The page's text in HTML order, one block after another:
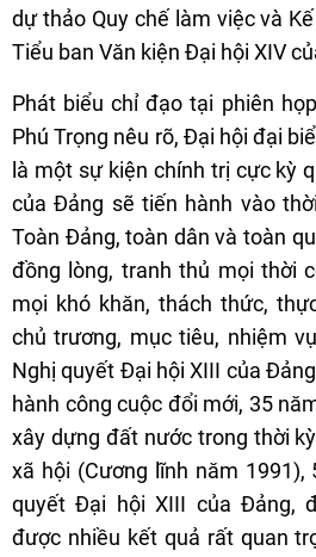
dự thảo Quy chế làm việc và
Tiểu ban Văn kiện Đại hội XIV
Phát biểu chỉ đạo tại phiên
Phú Trọng nêu rõ, Đại hội đại
là một sự kiện chính trị cực kỳ
của Đảng sẽ tiến hành vào
Toàn Đảng, toàn dân và toàn
đồng lòng, tranh thủ mọi thời
mọi khó khăn, thách thức,
chủ trương, mục tiêu, nhiệm
Nghị quyết Đại hội XIII của
hành công cuộc đổi mới, 35
xây dựng đất nước trong thời
xã hội (Cương lĩnh năm
quyết Đại hội XIII của Đảng,
được nhiều kết quả rất quan